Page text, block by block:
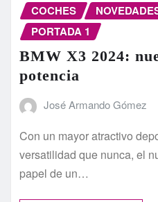
COCHES
PORTADA 1
BMW X3 2024:
potencia
José Armando Gómez
Con un mayor atractivo
versatilidad que nunca, el
papel de un…